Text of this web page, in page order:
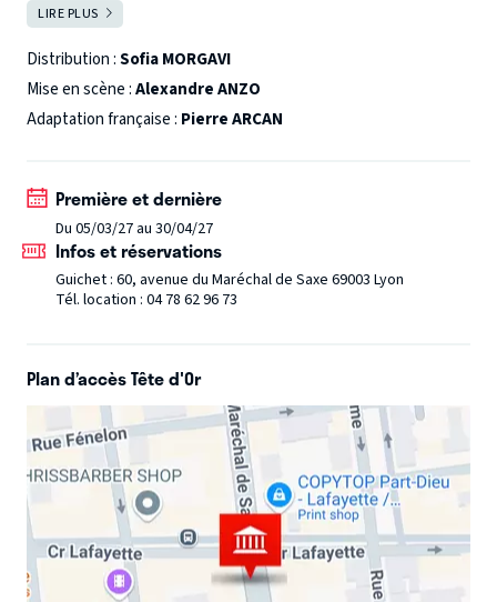
20 ans avant de retranscrire cette leçon magistrale dans
sa pièce Master Class.
Leçon de chant. Leçon de cheminement intérieur,
Une diva incomparable peut-elle partager le secret intime
de son idéal artistique ?
LIRE PLUS
Distribution :Sofia MORGAVI
Mise en scène :Alexandre ANZO
Adaptation française : Pierre ARCAN
Première et dernière
Du 05/03/27 au 30/04/27
Infos et réservations
Guichet : 60, avenue du Maréchal de Saxe 69003 Lyon
Tél. location : 04 78 62 96 73
Plan d’accès Tête d'Or